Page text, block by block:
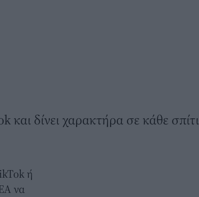
και δίνει χαρακτήρα σε κάθε σπίτι
ή
να